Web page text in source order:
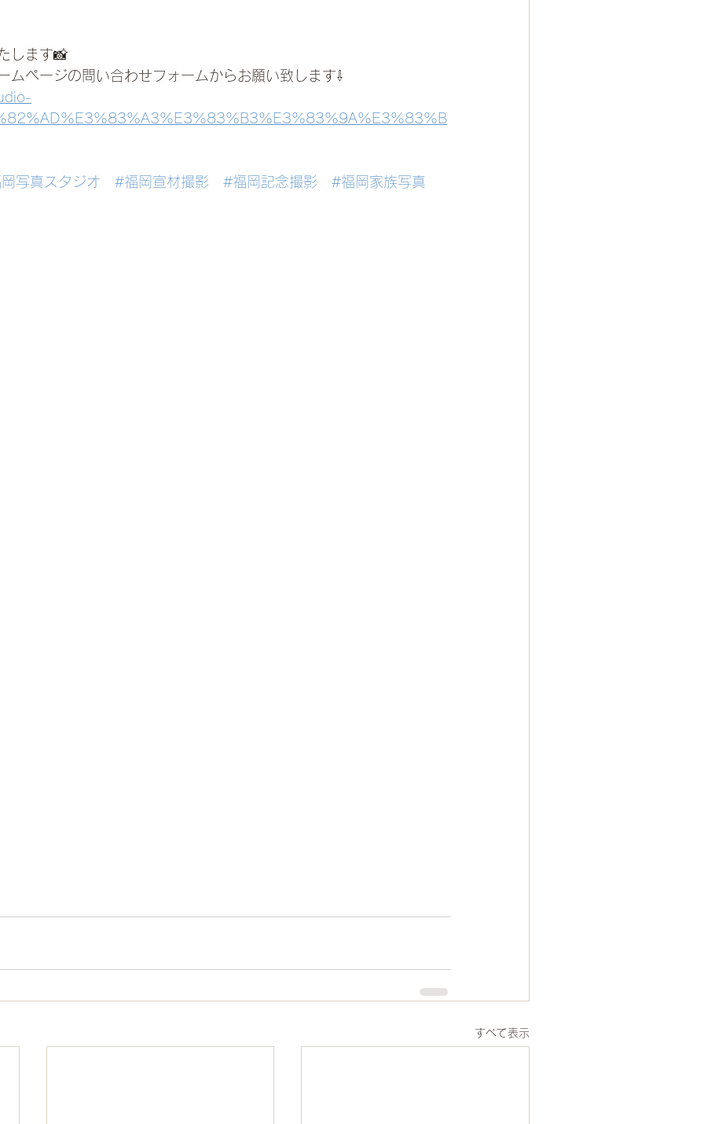
します📸
ムページの問い合わせフォームからお願い致します⇩
写真スタジオ #福岡宣材撮影 #福岡記念撮影 #福岡家族写真
すべて表示